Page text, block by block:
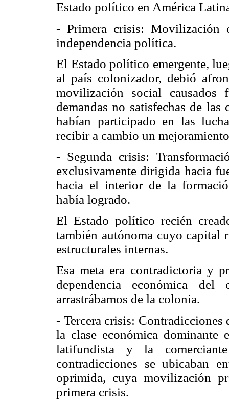
Estado político en América
- Primera crisis: Movilización
independencia política.
El Estado político emergente,
al país colonizador, debió
movilización social causados
demandas no satisfechas de
habían participado en las
recibir a cambio un
- Segunda crisis:
exclusivamente dirigida hacia
hacia el interior de la
había logrado.
El Estado político recién
también autónoma cuyo capital
estructurales internas.
Esa meta era contradictoria y
dependencia económica
arrastrábamos de la colonia.
- Tercera crisis:
la clase económica dominante
latifundista y la
contradicciones se ubicaban
oprimida, cuya movilización
primera crisis.